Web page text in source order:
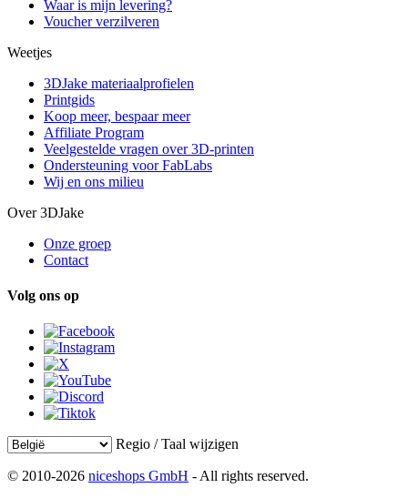
Waar is mijn levering?
Voucher verzilveren
Weetjes
3DJake materiaalprofielen
Printgids
Koop meer, bespaar meer
Affiliate Program
Veelgestelde vragen over 3D-printen
Ondersteuning voor FabLabs
Wij en ons milieu
Over 3DJake
Onze groep
Contact
Volg ons op
Regio / Taal wijzigen
© 2010-2026 niceshops GmbH - All rights reserved.